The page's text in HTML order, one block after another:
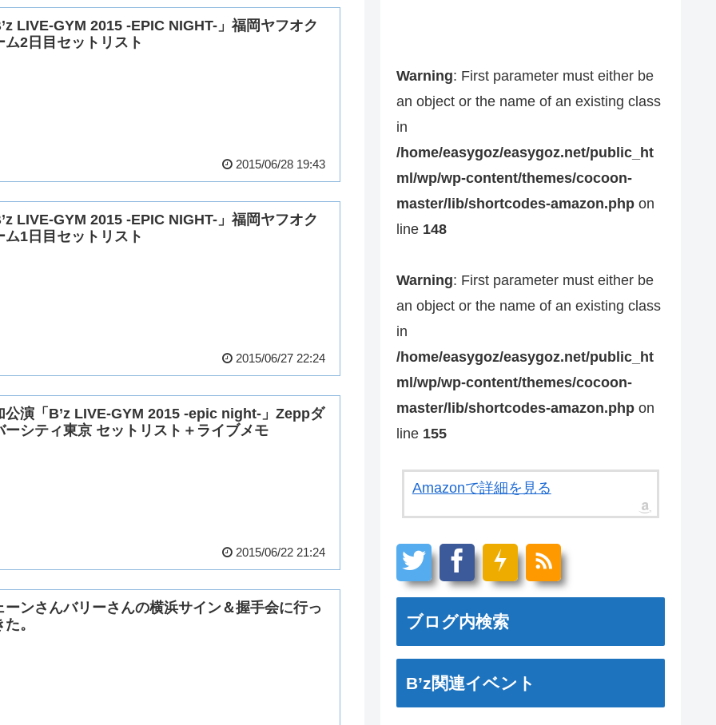
LIVE-GYM 2015 -EPIC NIGHT-」福岡ヤフオク
ム2日目セットリスト
2015/06/28 19:43
LIVE-GYM 2015 -EPIC NIGHT-」福岡ヤフオク
ム1日目セットリスト
2015/06/27 22:24
公演「B’z LIVE-GYM 2015 -epic night-」Zeppダ
ーシティ東京 セットリスト＋ライブメモ
2015/06/22 21:24
ーンさんバリーさんの横浜サイン＆握手会に行っ
。
Warning: First parameter must either be
an object or the name of an existing class
in
/home/easygoz/easygoz.net/public_ht
ml/wp/wp-content/themes/cocoon-
master/lib/shortcodes-amazon.php on
line 148
Warning: First parameter must either be
an object or the name of an existing class
in
/home/easygoz/easygoz.net/public_ht
ml/wp/wp-content/themes/cocoon-
master/lib/shortcodes-amazon.php on
line 155
Amazonで詳細を見る
ブログ内検索
B’z関連イベント